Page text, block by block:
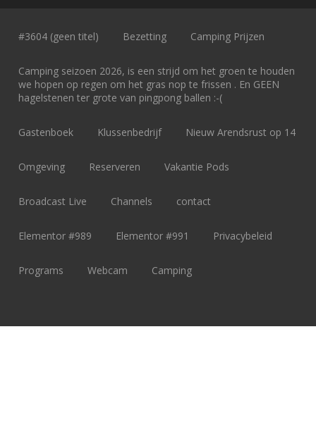
#3604 (geen titel) Bezetting Camping Prijzen
Camping seizoen 2026, is een strijd om het groen te houden
we hopen op regen om het gras nop te frissen . En GEEN
hagelstenen ter grote van pingpong ballen :-(
Gastenboek Klussenbedrijf Nieuw Arendsrust op 14
Omgeving Reserveren Vakantie Pods
Broadcast Live Channels contact
Elementor #989 Elementor #991 Privacybeleid
Programs Webcam Camping